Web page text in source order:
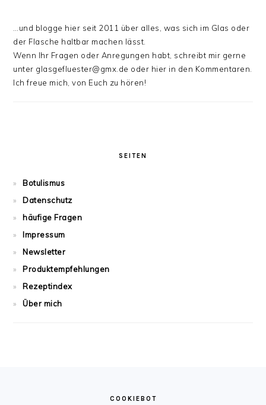
…und blogge hier seit 2011 über alles, was sich im Glas oder
der Flasche haltbar machen lässt.
Wenn Ihr Fragen oder Anregungen habt, schreibt mir gerne
unter glasgefluester@gmx.de oder hier in den Kommentaren.
Ich freue mich, von Euch zu hören!
SEITEN
Botulismus
Datenschutz
häufige Fragen
Impressum
Newsletter
Produktempfehlungen
Rezeptindex
Über mich
COOKIEBOT